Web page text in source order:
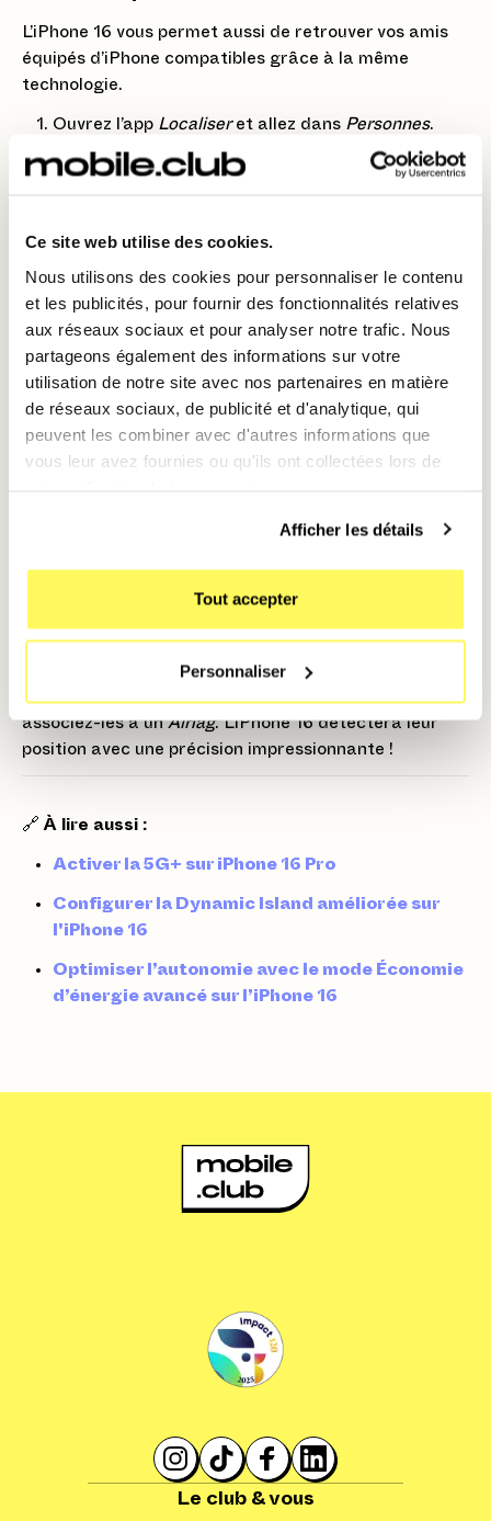
Ce site web utilise des cookies.
Nous utilisons des cookies pour personnaliser le contenu
et les publicités, pour fournir des fonctionnalités relatives
aux réseaux sociaux et pour analyser notre trafic. Nous
partageons également des informations sur votre
utilisation de notre site avec nos partenaires en matière
de réseaux sociaux, de publicité et d'analytique, qui
peuvent les combiner avec d'autres informations que
vous leur avez fournies ou qu'ils ont collectées lors de
Afficher les détails
Tout accepter
Personnaliser
L’iPhone 16 vous permet aussi de retrouver vos amis
équipés d’iPhone compatibles grâce à la même
technologie.
Ouvrez l’app Localiseret allez dans Personnes.
Sélectionnez l’ami que vous souhaitez localiser.
🚀 Pourquoi utiliser la détection avancée
de proximité ?
Précision au centimètre près🧭
Localisation même hors-ligne grâce au réseau
Localiser.
Si vous perdez fréquemment vos clés ou votre sac,
associez-les à unAirTag. L’iPhone 16 détectera leur
position avec une précision impressionnante !
🔗 À lire aussi :
Activer la 5G+ sur iPhone 16 Pro
Configurer la Dynamic Island améliorée sur
l'iPhone 16
Optimiser l’autonomie avec le mode Économie
d’énergie avancé sur l’iPhone 16
Le club & vous